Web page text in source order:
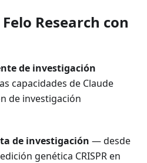
Research con
de investigación
capacidades de Claude
de investigación
de investigación — desde
genética CRISPR en